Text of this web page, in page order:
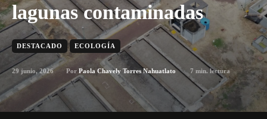
lagunas contaminadas
DESTACADO ECOLOGÍA
29 junio, 2026 Por Paola Chavely Torres Nahuatlato 7 min. lectura